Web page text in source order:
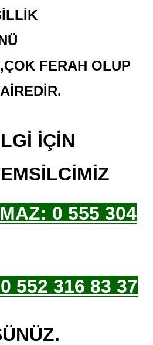
FERAH OLUP
İÇİN
0 555 304
552 316 83 37